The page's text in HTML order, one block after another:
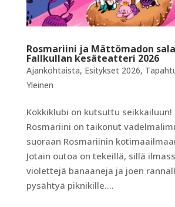
Rosmariini ja Mättömadon
Fallkullan kesäteatteri 2026
Ajankohtaista, Esitykset 2026,
Yleinen
Kokkiklubi on kutsuttu
Rosmariini on taikonut
suoraan Rosmariinin
Jotain outoa on tekeillä, sillä
violettejä banaaneja ja joen
pysähtyä piknikille....